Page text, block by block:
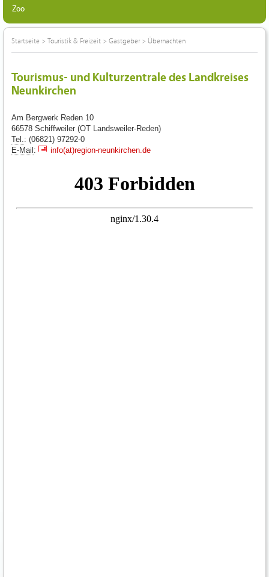
Zoo
Startseite > Touristik & Freizeit > Gastgeber> Übernachten
Tourismus- und Kulturzentrale des Landkreises
Neunkirchen
Am Bergwerk Reden 10
66578 Schiffweiler (OT Landsweiler-Reden)
Tel. : (06821) 97292-0
E-Mail: info(at)region-neunkirchen.de